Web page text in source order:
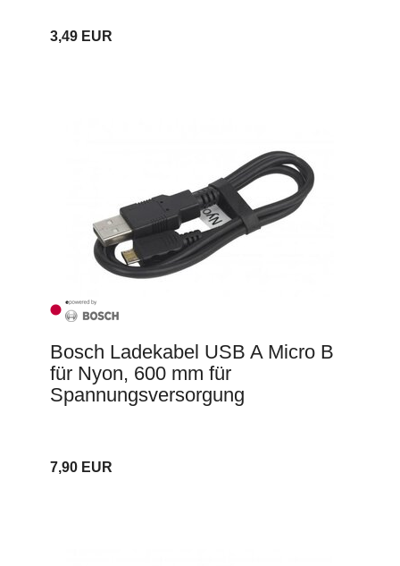
3,49 EUR
Bosch Ladekabel USB A Micro B
für Nyon, 600 mm für
Spannungsversorgung
7,90 EUR